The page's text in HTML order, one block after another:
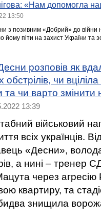
«Нам допомогла
13:50
з позивним «Добрий» до війни
йому піти на захист України та
розповів як
обстрілів, чи
та чи варто змінити
13:39
військовий
всіх українців.
«Десни»,
а нині –
через агресію
квартиру, та
знищила